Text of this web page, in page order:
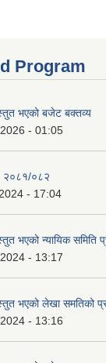
Program
भएको बजेट बक्तव्य
- 01:05
२०८१/०८२
- 17:04
भएको न्यायिक समिति
- 13:17
भएको लेखा समतिको
- 13:16